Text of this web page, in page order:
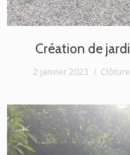
Création de
2 janvier 2023 Clôture